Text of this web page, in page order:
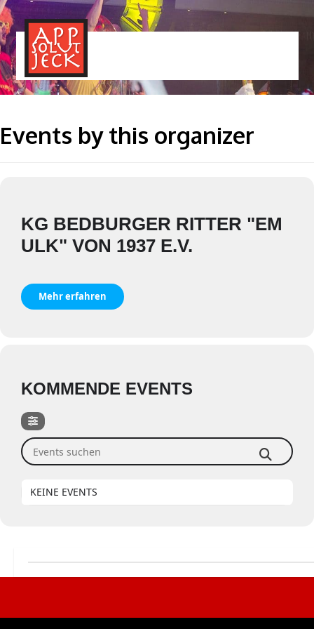
Events by this organizer
KG BEDBURGER RITTER "EM
ULK" VON 1937 E.V.
Mehr erfahren
KOMMENDE EVENTS
Events suchen
KEINE EVENTS